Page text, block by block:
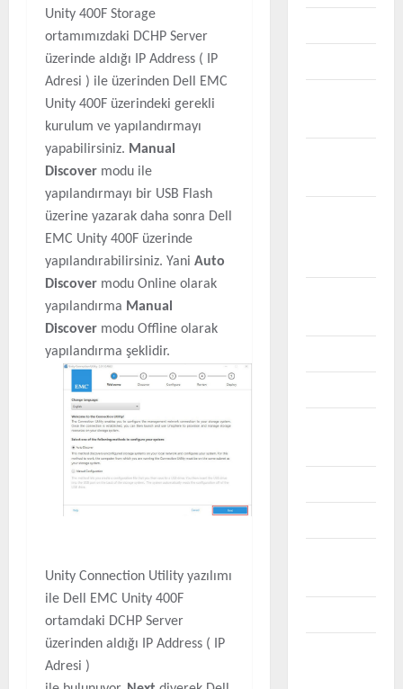
Unity 400F Storage
ortamımızdaki DCHP Server
üzerinde aldığı IP Address ( IP
Adresi ) ile üzerinden Dell EMC
Unity 400F üzerindeki gerekli
kurulum ve yapılandırmayı
yapabilirsiniz. Manual
Discover modu ile
yapılandırmayı bir USB Flash
üzerine yazarak daha sonra Dell
EMC Unity 400F üzerinde
yapılandırabilirsiniz. Yani Auto
Discover modu Online olarak
yapılandırma Manual
Discover modu Offline olarak
yapılandırma şeklidir.
Unity Connection Utility yazılımı
ile Dell EMC Unity 400F
ortamdaki DCHP Server
üzerinden aldığı IP Address ( IP
Adresi )